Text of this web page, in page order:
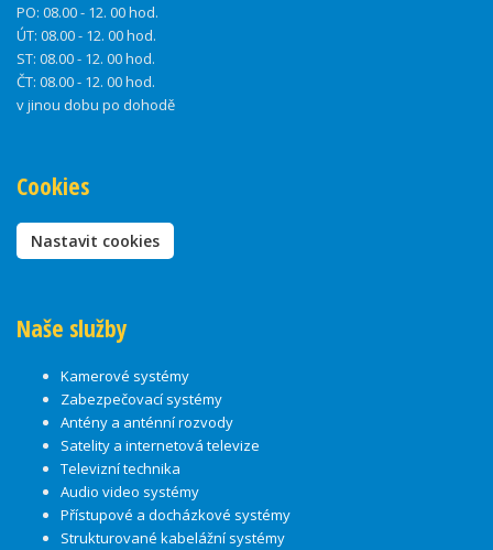
PO: 08.00 - 12. 00 hod.
ÚT: 08.00 - 12. 00 hod.
ST: 08.00 - 12. 00 hod.
ČT: 08.00 - 12. 00 hod.
v jinou dobu po dohodě
Cookies
Nastavit cookies
Naše služby
Kamerové systémy
Zabezpečovací systémy
Antény a anténní rozvody
Satelity a internetová televize
Televizní technika
Audio video systémy
Přístupové a docházkové systémy
Strukturované kabelážní systémy